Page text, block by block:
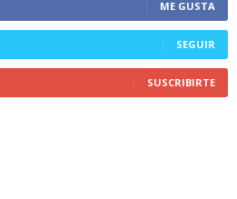
ME GUSTA
SEGUIR
SUSCRIBIRTE